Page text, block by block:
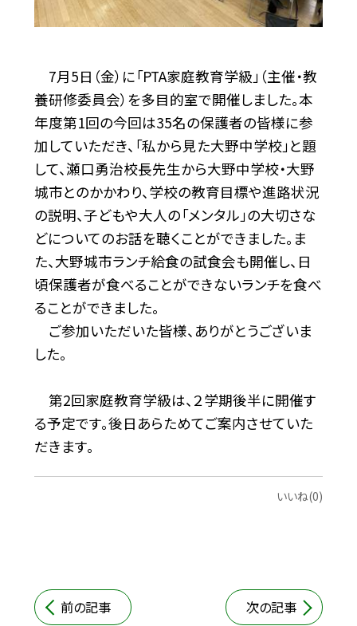
7月5日（金）に「PTA家庭教育学級」（主催・教
養研修委員会）を多目的室で開催しました。本
年度第1回の今回は35名の保護者の皆様に参
加していただき、「私から見た大野中学校」と題
して、瀬口勇治校長先生から大野中学校・大野
城市とのかかわり、学校の教育目標や進路状況
の説明、子どもや大人の「メンタル」の大切さな
どについてのお話を聴くことができました。ま
た、大野城市ランチ給食の試食会も開催し、日
頃保護者が食べることができないランチを食べ
ることができました。
ご参加いただいた皆様、ありがとうございま
した。
第2回家庭教育学級は、２学期後半に開催す
る予定です。後日あらためてご案内させていた
だきます。
いいね(0)
前の記事 次の記事